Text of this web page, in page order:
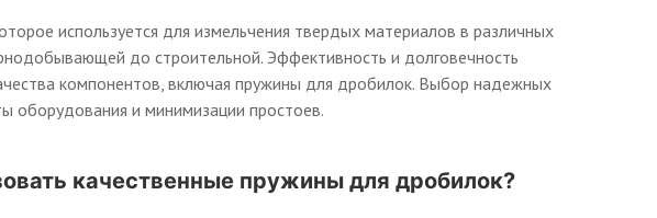
используется для измельчения твердых материалов в различных
до строительной. Эффективность и долговечность
компонентов, включая пружины для дробилок. Выбор надежных
оборудования и минимизации простоев.
качественные пружины для дробилок?